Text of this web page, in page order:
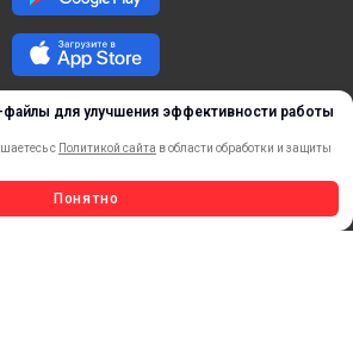
для улучшения эффективности работы
с Политикой сайта в области обработки и защиты
Понятно
ОБРАТНАЯ СВЯЗЬ